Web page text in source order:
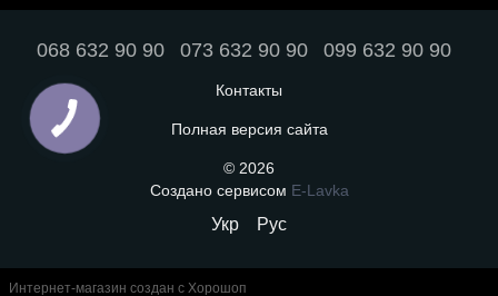
068 632 90 90 073 632 90 90 099 632 90 90
Контакты
Полная версия сайта
© 2026
Создано сервисом E-Lavka
Укр Рус
Интернет-магазин создан с Хорошоп